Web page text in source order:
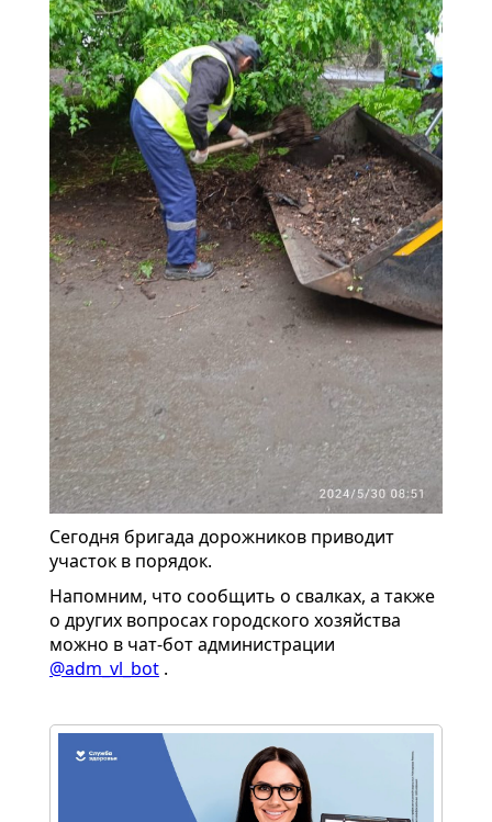
Сегодня бригада дорожников приводит
участок в порядок.
Напомним, что сообщить о свалках, а также
о других вопросах городского хозяйства
можно в чат-бот администрации
@adm_vl_bot .